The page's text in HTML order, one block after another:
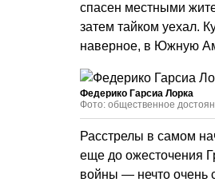
спасен местными
затем тайком уехал.
наверное, в Южную
Федерико Гарсиа Лорка
Фото: общественное
Расстрелы в самом
еще до ожесточения
войны — нечто очень